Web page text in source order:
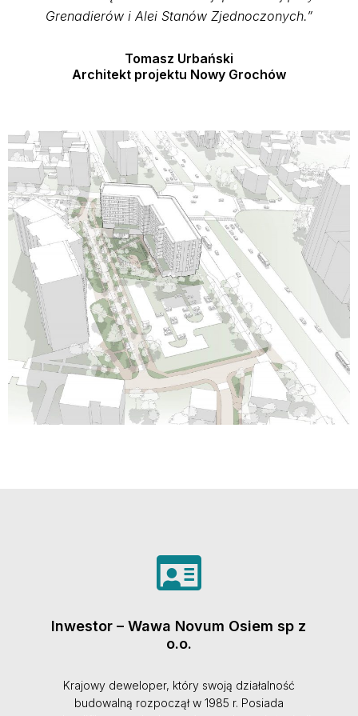
Grenadierów i Alei Stanów Zjednoczonych.”
Tomasz Urbański
Architekt projektu Nowy Grochów
Inwestor – Wawa Novum Osiem sp z
o.o.
Krajowy deweloper, który swoją działalność
budowalną rozpoczął w 1985 r. Posiada